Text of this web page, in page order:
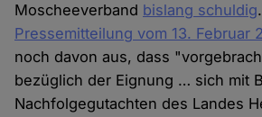
Moscheeverband bislang schuldig
Pressemitteilung vom 13. Februar
noch davon aus, dass
bezüglich der Eignung … sich mit
Nachfolgegutachten des Landes